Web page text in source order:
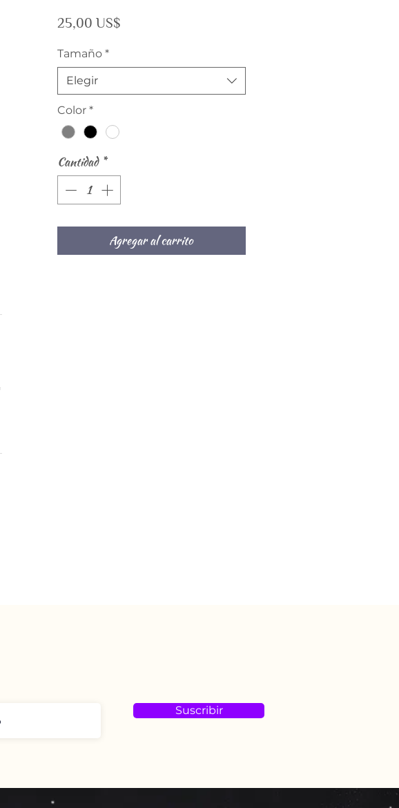
25,00 US$Precio
Tamaño *
Elegir
Color *
Cantidad *
Agregar al carrito
Suscribir